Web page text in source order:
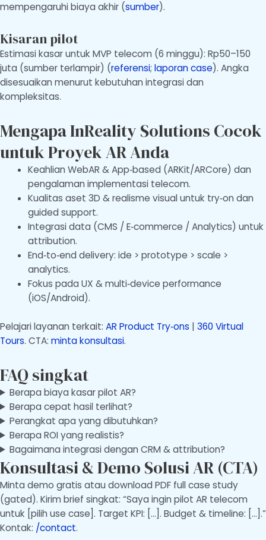
mempengaruhi biaya akhir (sumber).
Kisaran pilot
Estimasi kasar untuk MVP telecom (6 minggu): Rp50–150
juta (sumber terlampir) (referensi; laporan case). Angka
disesuaikan menurut kebutuhan integrasi dan
kompleksitas.
Mengapa InReality Solutions Cocok
untuk Proyek AR Anda
Keahlian WebAR & App‑based (ARKit/ARCore) dan
pengalaman implementasi telecom.
Kualitas aset 3D & realisme visual untuk try‑on dan
guided support.
Integrasi data (CMS / E‑commerce / Analytics) untuk
attribution.
End‑to‑end delivery: ide > prototype > scale >
analytics.
Fokus pada UX & multi‑device performance
(iOS/Android).
Pelajari layanan terkait: AR Product Try‑ons | 360 Virtual
Tours. CTA: minta konsultasi.
FAQ singkat
Berapa biaya kasar pilot AR?
Berapa cepat hasil terlihat?
Perangkat apa yang dibutuhkan?
Berapa ROI yang realistis?
Bagaimana integrasi dengan CRM & attribution?
Konsultasi & Demo Solusi AR (CTA)
Minta demo gratis atau download PDF full case study
(gated). Kirim brief singkat: “Saya ingin pilot AR telecom
untuk [pilih use case]. Target KPI: […]. Budget & timeline: […].”
Kontak: /contact.